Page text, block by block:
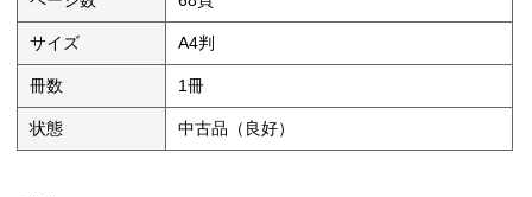
サイズ A4判
冊数 1冊
状態 中古品（良好）